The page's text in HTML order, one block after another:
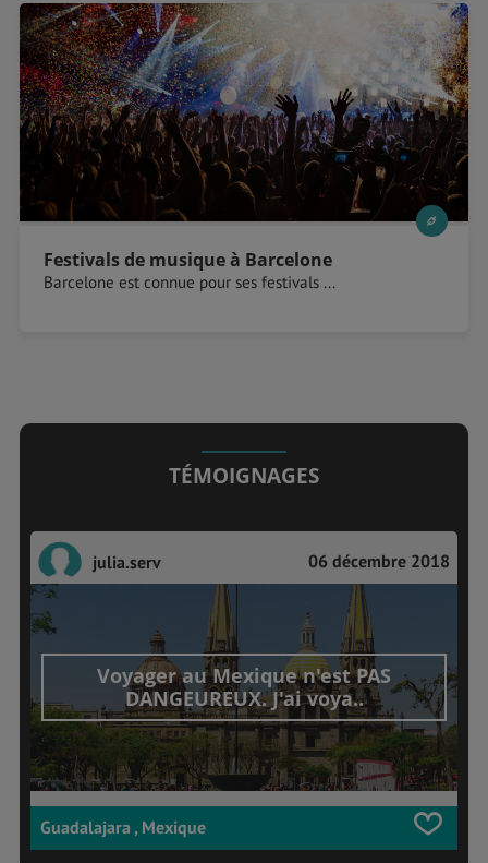
Festivals de musique à Barcelone
Barcelone est connue pour ses festivals ...
TÉMOIGNAGES
julia.serv 06 décembre 2018
Voyager au Mexique n'est PAS
DANGEUREUX. J'ai voya..
Guadalajara , Mexique